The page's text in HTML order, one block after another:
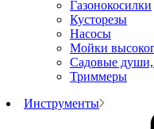
Газонокосилки
Кусторезы
Насосы
Мойки
Садовые
Триммеры
Инструменты